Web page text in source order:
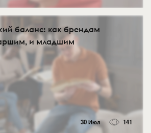
баланс: как брендам
и младшим
30 Июл 141